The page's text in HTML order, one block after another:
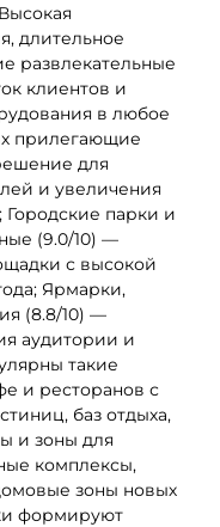
длительное
развлекательные
клиентов и
в любое
прилегающие
для
и увеличения
парки и
(9.0/10) —
с высокой
Ярмарки,
(8.8/10) —
аудитории и
такие
и ресторанов с
баз отдыха,
и зоны для
комплексы,
зоны новых
формируют